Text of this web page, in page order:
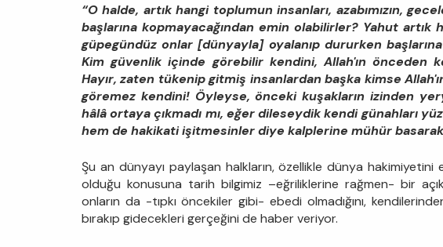
“O halde, artık hangi toplumun insanları, azabımızın,
başlarına kopmayacağından emin olabilirler? Yahut artık
güpegündüz onlar [dünyayla] oyalanıp dururken
Kim güvenlik içinde görebilir kendini, Allah'ın önceden
Hayır, zaten tükenip gitmiş insanlardan başka kimse
göremez kendini! Öyleyse, önceki kuşakların izinden
hâlâ ortaya çıkmadı mı, eğer dileseydik kendi günahları
hem de hakikati işitmesinler diye kalplerine mühür
Şu an dünyayı paylaşan halkların, özellikle dünya hakimiyetini
olduğu konusuna tarih bilgimiz –eğriliklerine rağmen- bir
onların da -tıpkı öncekiler gibi- ebedi olmadığını,
bırakıp gidecekleri gerçeğini de haber veriyor.